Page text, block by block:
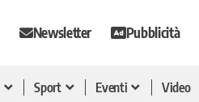
Newsletter Pubblicità
Sport Eventi Video